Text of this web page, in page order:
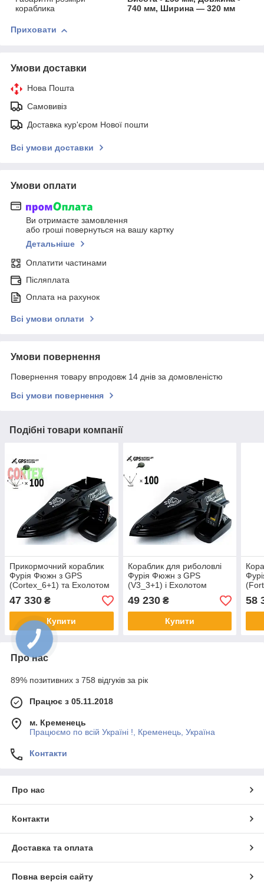
кораблика
740 мм, Ширина — 320 мм
Приховати
Умови доставки
Нова Пошта
Самовивіз
Доставка кур'єром Нової пошти
Всі умови доставки
Умови оплати
Ви отримаєте замовлення
або гроші повернуться на вашу картку
Детальніше
Оплатити частинами
Післяплата
Оплата на рахунок
Всі умови оплати
Умови повернення
Повернення товару впродовж 14 днів за домовленістю
Всі умови повернення
Подібні товари компанії
Прикормочний кораблик
Фурія Фюжн з GPS
(Cortex_6+1) та Ехолотом
Lucky918 Чорний
47 330 ₴
Купити
Кораблик для риболовлі
Фурія Фюжн з GPS
(V3_3+1) і Ехолотом
Toslon TF520 Чорний
49 230₴
Купити
58
Про нас
89% позитивних з 758 відгуків за рік
Працює з 05.11.2018
м. Кременець
Працюємо по всій Україні !, Кременець, Україна
Контакти
Про нас
Контакти
Доставка та оплата
Повна версія сайту